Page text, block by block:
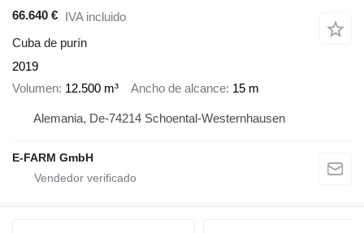
66.640 € IVA incluido
Cuba de purín
2019
Volumen 12.500 m³ Ancho de alcance 15 m
Alemania, De-74214 Schoental-Westernhausen
E-FARM GmbH